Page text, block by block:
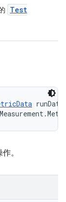
Test
。